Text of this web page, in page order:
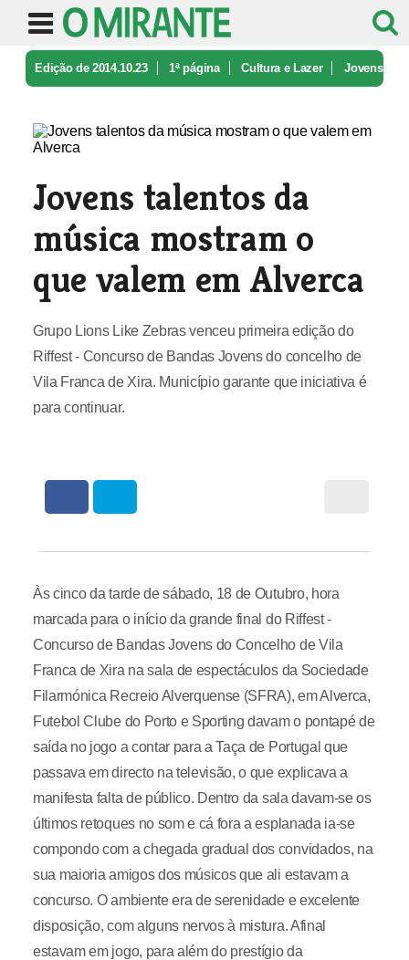
Edição de 2014.10.23 1ª página Cultura e Lazer Jovens
Jovens talentos da
música mostram o
que valem em Alverca
Grupo Lions Like Zebras venceu primeira edição do
Riffest - Concurso de Bandas Jovens do concelho de
Vila Franca de Xira. Município garante que iniciativa é
para continuar.
Às cinco da tarde de sábado, 18 de Outubro, hora
marcada para o início da grande final do Riffest -
Concurso de Bandas Jovens do Concelho de Vila
Franca de Xira na sala de espectáculos da Sociedade
Filarmónica Recreio Alverquense (SFRA), em Alverca,
Futebol Clube do Porto e Sporting davam o pontapé de
saída no jogo a contar para a Taça de Portugal que
passava em directo na televisão, o que explicava a
manifesta falta de público. Dentro da sala davam-se os
últimos retoques no som e cá fora a esplanada ia-se
compondo com a chegada gradual dos convidados, na
sua maioria amigos dos músicos que ali estavam a
concurso. O ambiente era de serenidade e excelente
disposição, com alguns nervos à mistura. Afinal
estavam em jogo, para além do prestígio da